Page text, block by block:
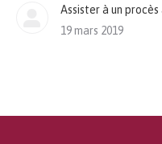
Assister à un procès
19 mars 2019